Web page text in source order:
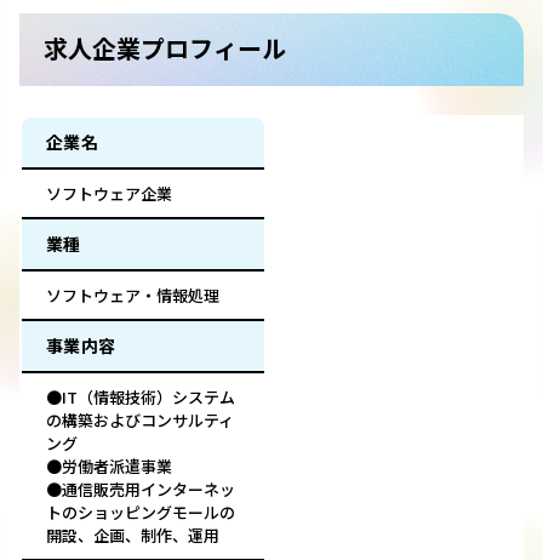
求人企業プロフィール
企業名
ソフトウェア企業
業種
ソフトウェア・情報処理
事業内容
●IT（情報技術）システム
の構築およびコンサルティ
ング
●労働者派遣事業
●通信販売用インターネッ
トのショッピングモールの
開設、企画、制作、運用